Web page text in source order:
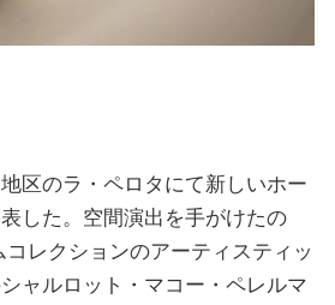
区のラ・ペロタにて新しいホー
した。空間演出を手がけたの
レクションのアーティスティッ
ャルロット・マコー・ペレルマ